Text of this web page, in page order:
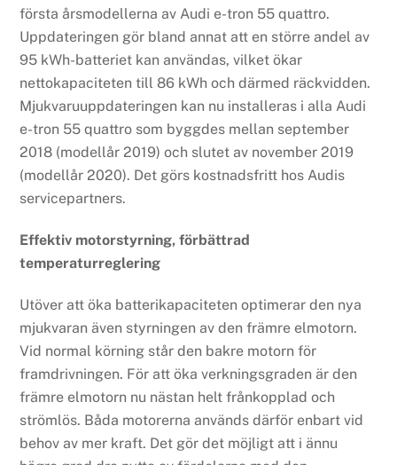
första årsmodellerna av Audi e-tron 55 quattro.
Uppdateringen gör bland annat att en större andel av
95 kWh-batteriet kan användas, vilket ökar
nettokapaciteten till 86 kWh och därmed räckvidden.
Mjukvaruuppdateringen kan nu installeras i alla Audi
e-tron 55 quattro som byggdes mellan september
2018 (modellår 2019) och slutet av november 2019
(modellår 2020). Det görs kostnadsfritt hos Audis
servicepartners.
Effektiv motorstyrning, förbättrad
temperaturreglering
Utöver att öka batterikapaciteten optimerar den nya
mjukvaran även styrningen av den främre elmotorn.
Vid normal körning står den bakre motorn för
framdrivningen. För att öka verkningsgraden är den
främre elmotorn nu nästan helt frånkopplad och
strömlös. Båda motorerna används därför enbart vid
behov av mer kraft. Det gör det möjligt att i ännu